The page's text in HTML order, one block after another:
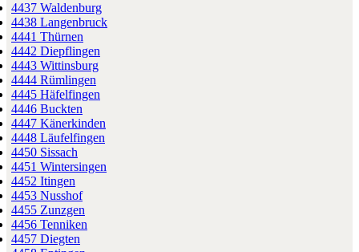
4437 Waldenburg
4438 Langenbruck
4441 Thürnen
4442 Diepflingen
4443 Wittinsburg
4444 Rümlingen
4445 Häfelfingen
4446 Buckten
4447 Känerkinden
4448 Läufelfingen
4450 Sissach
4451 Wintersingen
4452 Itingen
4453 Nusshof
4455 Zunzgen
4456 Tenniken
4457 Diegten